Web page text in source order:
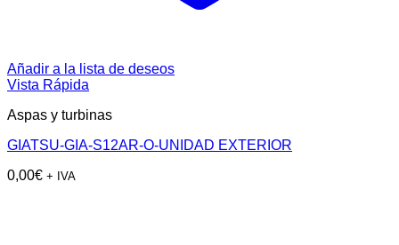
Añadir a la lista de deseos
Vista Rápida
Aspas y turbinas
GIATSU-GIA-S12AR-O-UNIDAD EXTERIOR
0,00€ + IVA